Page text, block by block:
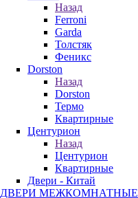
Назад
Ferroni
Garda
Толстяк
Феникс
Dorston
Назад
Dorston
Термо
Квартирные
Центурион
Назад
Центурион
Квартирные
Двери - Китай
ДВЕРИ МЕЖКОМНАТНЫЕ